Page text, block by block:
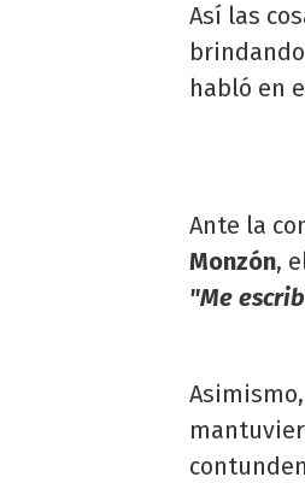
Así las
habló en
Ante la
Monzón,
"Me